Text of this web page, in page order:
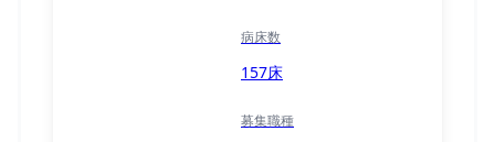
病床数
157床
募集職種